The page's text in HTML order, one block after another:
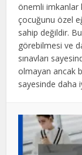
önemli imkanlar
çocuğunu özel
sahip değildir.
görebilmesi ve
sınavları
olmayan ancak
sayesinde daha